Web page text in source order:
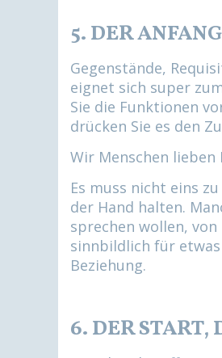
5. DER
Gegenstände,
eignet sich super
Sie die Funktionen
drücken Sie es den
Wir Menschen lieben
Es muss nicht eins
der Hand halten.
sprechen wollen,
sinnbildlich für
Beziehung.
6. DER